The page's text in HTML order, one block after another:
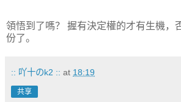
領悟到了嗎？ 握有決定權的才有生機，
份了。
:: 吖十のk2 :: at 18:19
共享